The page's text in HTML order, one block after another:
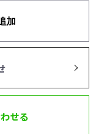
加
せる